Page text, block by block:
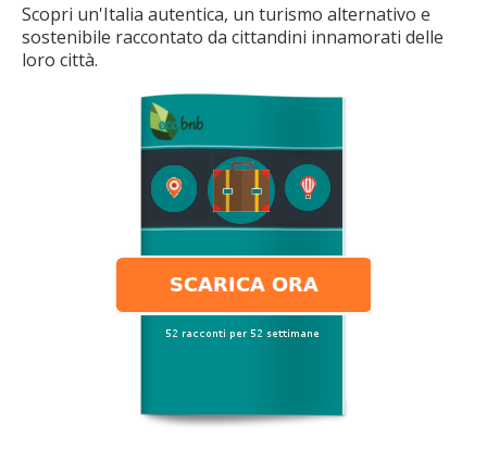
Scopri un'Italia autentica, un turismo alternativo e
sostenibile raccontato da cittandini innamorati delle
loro città.